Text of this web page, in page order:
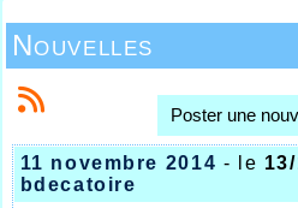
Nouvelles
Poster une
11 novembre 2014 - le
bdecatoire